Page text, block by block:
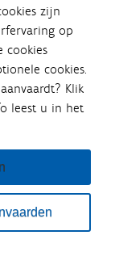
zijn
op
cookies
cookies.
Klik
leest u in het
is een
zijn. Ook